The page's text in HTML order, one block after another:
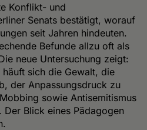
Konflikt- und
Senats bestätigt, worauf
seit Jahren hindeuten.
Befunde allzu oft als
neue Untersuchung zeigt:
häuft sich die Gewalt, die
der Anpassungsdruck zu
sowie Antisemitismus
Der Blick eines Pädagogen